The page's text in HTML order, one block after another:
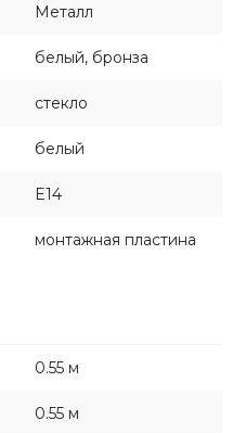
Металл
белый, бронза
стекло
белый
E14
монтажная пластина
0.55 м
0.55 м